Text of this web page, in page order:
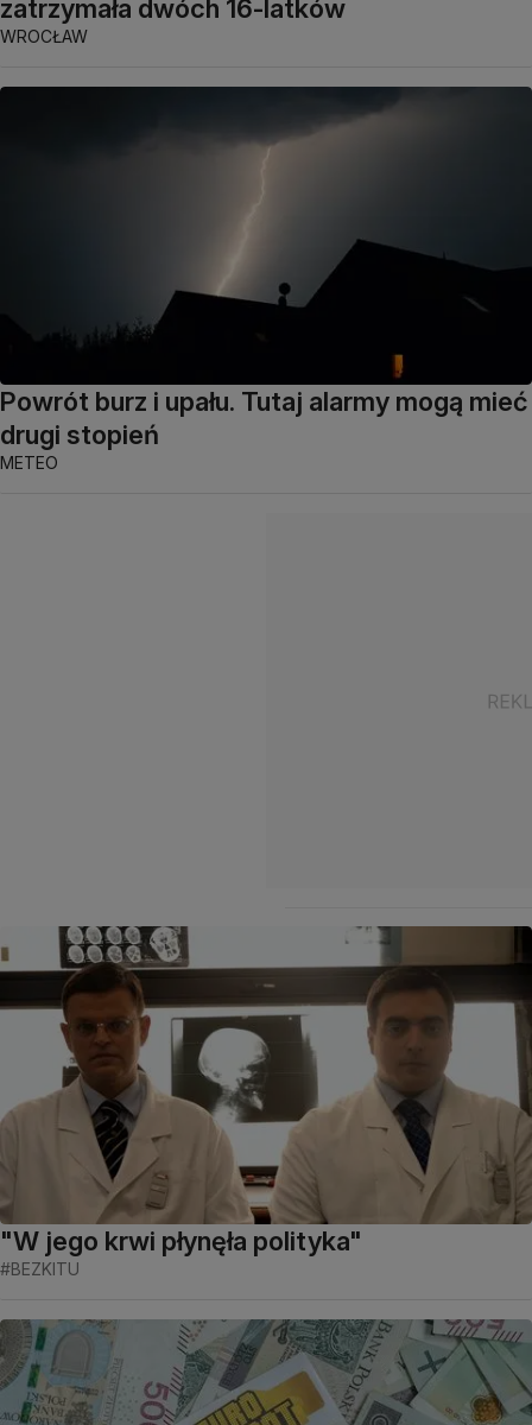
zatrzymała dwóch 16-latków
WROCŁAW
Powrót burz i upału. Tutaj alarmy mogą mieć
drugi stopień
METEO
"W jego krwi płynęła polityka"
#BEZKITU